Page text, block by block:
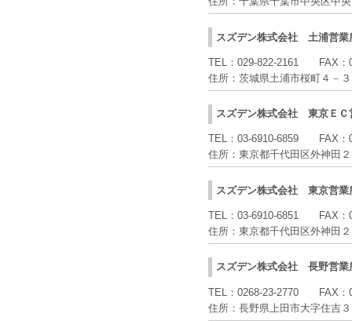
スズデン株式会社 土浦営業
TEL： 029-822-2161 FAX：
住所： 茨城県土浦市桜町４－
スズデン株式会社 東京ＥＣ
TEL： 03-6910-6859 FAX：
住所： 東京都千代田区外神田
スズデン株式会社 東京営業
TEL： 03-6910-6851 FAX：
住所： 東京都千代田区外神田
スズデン株式会社 長野営業
TEL： 0268-23-2770 FAX：
住所： 長野県上田市大字住吉